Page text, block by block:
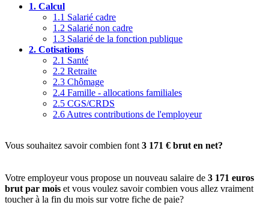
1. Calcul
1.1 Salarié cadre
1.2 Salarié non cadre
1.3 Salarié de la fonction publique
2. Cotisations
2.1 Santé
2.2 Retraite
2.3 Chômage
2.4 Famille - allocations familiales
2.5 CGS/CRDS
2.6 Autres contributions de l'employeur
Vous souhaitez savoir combien font 3 171 € brut en net?
Votre employeur vous propose un nouveau salaire de 3 171 euros
brut par mois et vous voulez savoir combien vous allez vraiment
toucher à la fin du mois sur votre fiche de paie?